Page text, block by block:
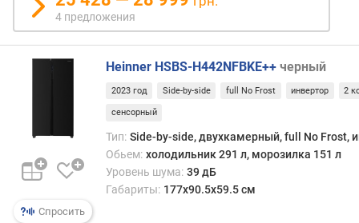
а
л
о
д
(
4 предложения
Спросить
Heinner HSBS-H442NFBKE++ черный
2023 год Side-by-side full No Frost инвертор 2
сенсорный
Тип: Side-by-side, двухкамерный, full No Frost,
Обьем: холодильник 291 л, морозилка 151 л
Уровень шума: 39 дБ
Габариты: 177x90.5x59.5 см